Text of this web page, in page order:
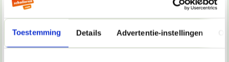
Toestemming Details Advertentie-instellingen
Uhu!
Ik heb een stom rooster
__________________